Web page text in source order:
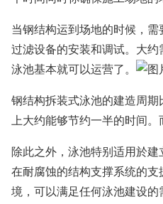
当钢结构运到场地的时候，
过滤设备的安装和调试。大
泳池基本就可以运营了。
钢结构拆装式泳池的建造周期
上大约能够节约一半的时间。
除此之外，泳池特别适用於建
在耐腐蚀的结构支撑系统的
境，可以满足任何泳池建设的